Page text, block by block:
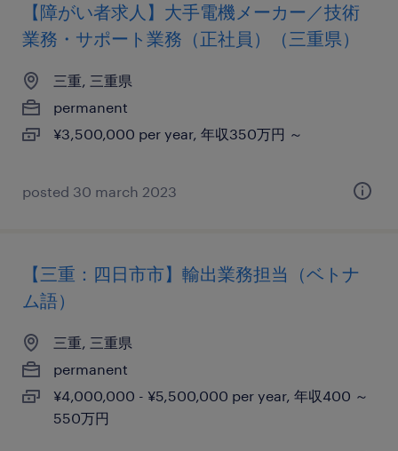
【障がい者求人】大手電機メーカー／技術
業務・サポート業務（正社員）（三重県）
三重, 三重県
permanent
¥3,500,000 per year, 年収350万円 ～
posted 30 march 2023
【三重：四日市市】輸出業務担当（ベトナ
ム語）
三重, 三重県
permanent
¥4,000,000 - ¥5,500,000 per year, 年収400 ～
550万円